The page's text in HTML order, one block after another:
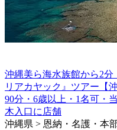
沖縄美ら海水族館から2
リアカヤック』ツアー【
90分・6歳以上・1名可・
木入口に店舗
沖縄県 > 恩納・名護・本